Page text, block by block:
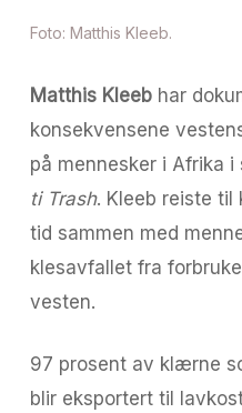
Foto: Matthis Kleeb.
Matthis Kleebhar
konsekvensene
på mennesker i Afrika
ti Trash. Kleeb reiste til
tid sammen med
klesavfallet fra
vesten.
97 prosent av klærne
blir eksportert til